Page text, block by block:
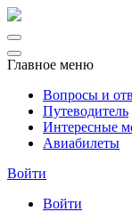
Главное меню
Вопросы и
Путеводитель
Интересные
Авиабилеты
Войти
Войти